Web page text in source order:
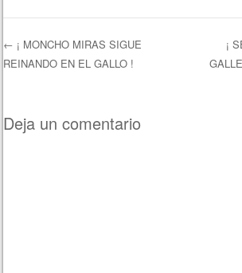
Navegación de
← ¡ MONCHO MIRAS SIGUE
REINANDO EN EL GALLO !
¡
Deja un comentario